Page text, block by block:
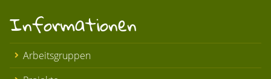
Informationen
Arbeitsgruppen